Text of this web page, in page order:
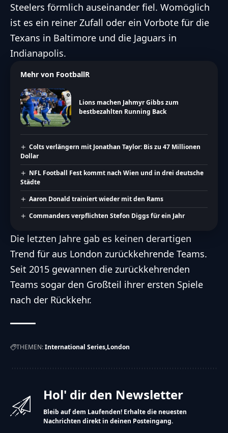
Steelers förmlich auseinander fiel. Womöglich
ist es ein reiner Zufall oder ein Vorbote für die
Texans in Baltimore und die Jaguars in
Indianapolis.
Mehr von FootballR
Lions machen Jahmyr Gibbs zum
bestbezahlten Running Back
Colts verlängern mit Jonathan Taylor: Bis zu 47 Millionen
Dollar
NFL Football Fest kommt nach Wien und in drei deutsche
Städte
Aaron Donald trainiert wieder mit den Rams
Commanders verpflichten Stefon Diggs für ein Jahr
Die letzten Jahre gab es keinen derartigen
Trend für aus London zurückkehrende Teams.
Seit 2015 gewannen die zurückkehrenden
Teams sogar den Großteil ihrer ersten Spiele
nach der Rückkehr.
THEMEN:International Series London
Hol' dir den Newsletter
Bleib auf dem Laufenden! Erhalte die neuesten
Nachrichten direkt in deinen Posteingang.